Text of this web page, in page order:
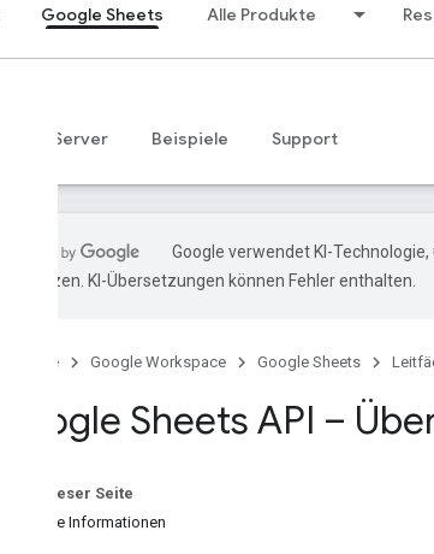
Google Sheets Alle Produkte
MCP-Server Beispiele Support
Google verwendet KI-
übersetzen. KI-Übersetzungen können Fehler enthalten.
Startseite Google Workspace Google Sheets
Google Sheets API –
Auf dieser Seite
Weitere Informationen